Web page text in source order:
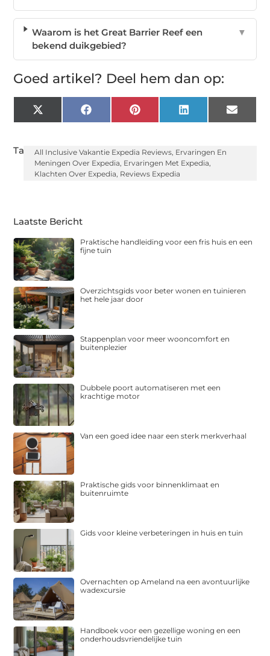
Waarom is het Great Barrier Reef een
bekend duikgebied?
▼
Goed artikel? Deel hem dan op:
X
(Twitter)
FacebookPinterest LinkedIn Email
Tags:All Inclusive Vakantie Expedia Reviews, Ervaringen En
Meningen Over Expedia, Ervaringen Met Expedia,
Klachten Over Expedia, Reviews Expedia
Laatste Bericht
Praktische handleiding voor een fris huis en een
fijne tuin
Overzichtsgids voor beter wonen en tuinieren
het hele jaar door
Stappenplan voor meer wooncomfort en
buitenplezier
Dubbele poort automatiseren met een
krachtige motor
Van een goed idee naar een sterk merkverhaal
Praktische gids voor binnenklimaat en
buitenruimte
Gids voor kleine verbeteringen in huis en tuin
Overnachten op Ameland na een avontuurlijke
wadexcursie
Handboek voor een gezellige woning en een
onderhoudsvriendelijke tuin